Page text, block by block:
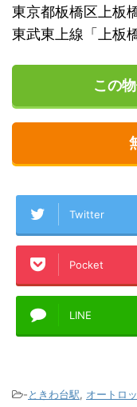
東京都板橋区上板
東武東上線「上板
この
Twitter
Pocket
LINE
-ときわ台駅, オートロ